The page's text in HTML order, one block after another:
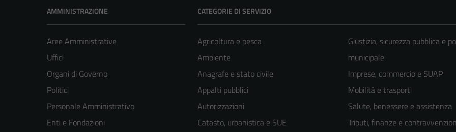
AMMINISTRAZIONE
Aree Amministrative
Uffici
Organi di Governo
Politici
Personale Amministrativo
Enti e Fondazioni
CATEGORIE DI SERVIZIO
Agricoltura e pesca
Ambiente
Anagrafe e stato civile
Appalti pubblici
Autorizzazioni
Catasto, urbanistica e SUE
Giustizia, sicurezza pubblica e
municipale
Imprese, commercio e SUAP
Mobilità e trasporti
Salute, benessere e assistenza
Tributi, finanze e